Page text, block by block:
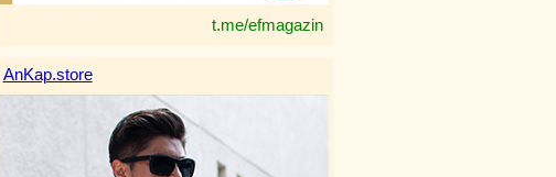
t.me/efmagazin
AnKap.store